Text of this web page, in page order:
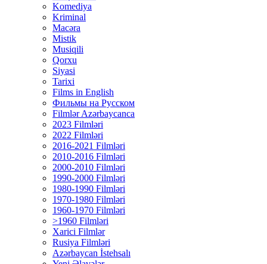
Komediya
Kriminal
Macəra
Mistik
Musiqili
Qorxu
Siyasi
Tarixi
Films in English
Фильмы на Русском
Filmlər Azərbaycanca
2023 Filmləri
2022 Filmləri
2016-2021 Filmləri
2010-2016 Filmləri
2000-2010 Filmləri
1990-2000 Filmləri
1980-1990 Filmləri
1970-1980 Filmləri
1960-1970 Filmləri
>1960 Filmləri
Xarici Filmlər
Rusiya Filmləri
Azərbaycan İstehsalı